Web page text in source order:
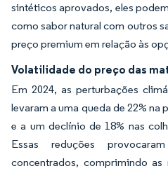
sintéticos aprovados, eles
comosabor natural com outros
preço premium em relação às
Volatilidade do preço das
Em 2024, as perturbações
levaram a uma queda de 22% na
e a um declínio de 18% nas
Essas reduções
concentrados, comprimindo